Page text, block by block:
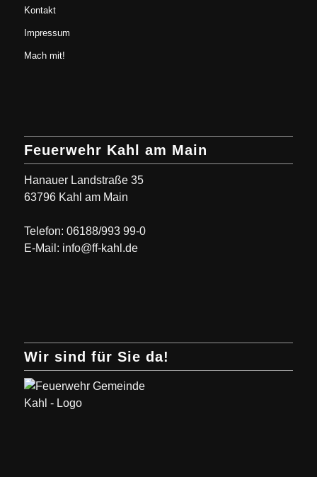
Kontakt
Impressum
Mach mit!
Feuerwehr Kahl am Main
Hanauer Landstraße 35
63796 Kahl am Main
Telefon: 06188/993 99-0
E-Mail: info@ff-kahl.de
Wir sind für Sie da!